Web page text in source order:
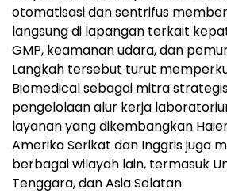
otomatisasi dan sentrifus
langsung di lapangan terkait
GMP, keamanan udara, dan
Langkah tersebut turut
Biomedical sebagai mitra
pengelolaan alur kerja
layanan yang dikembangkan
Amerika Serikat dan Inggris juga
berbagai wilayah lain, termasuk
Tenggara, dan Asia Selatan.